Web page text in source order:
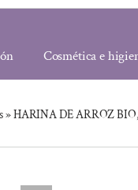
Cosmética e
»HARINA DE ARROZ